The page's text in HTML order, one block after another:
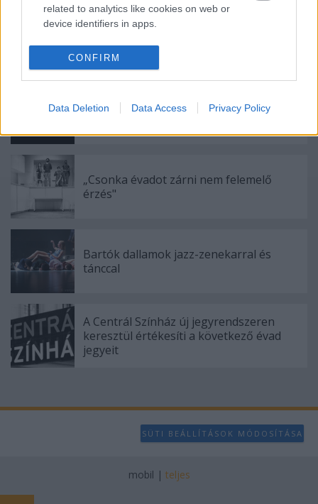
related to analytics like cookies on web or
device identifiers in apps.
I want to allow Google to enable storage
related to functionality of the website or app.
related to personalization.
related to security, including authentication
functionality and fraud prevention, and other
user protection.
CONFIRM
Data Deletion Data Access Privacy Policy
Kamaradarabok, kortárs drámák,
koncertszínház a Teátrumban
Nagy sikerrel zárult a Veszprémi Petőfi
„Csonka évadot zárni nem felemelő
érzés"
Bartók dallamok jazz-zenekarral és
tánccal
A Centrál Színház új jegyrendszeren
keresztül értékesíti a következő évad
jegyeit
SÜTI BEÁLLÍTÁSOK MÓDOSÍTÁSA
mobil | teljes